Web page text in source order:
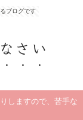
ブログです
さい
しますので、苦手な